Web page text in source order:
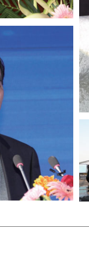
2015中国企
国家“三大
日在河北省
二届全国政